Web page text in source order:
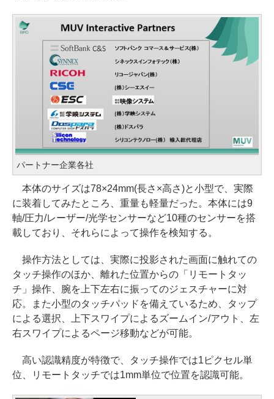
パートナー企業各社
本体のサイズは78×24mm(長さ×高さ)と小型で、実際
に装着してみたところ、重量も軽量だった。本体には9
軸/圧力/レーザー/光学センサーなど10種のセンサーを搭
載しており、それらによって操作を検知する。
操作方法としては、実際に投影された画面に触れての
タッチ操作のほか、離れた位置からの「リモートタッ
チ」操作、腕を上下左右に振ってのジェスチャーに対
応。また小型のタッチパッドを備えているため、タップ
による選択、上下スワイプによるズームイン/アウト、左
右スワイプによるページ移動などが可能。
高い認識精度が特徴で、タッチ操作では1ピクセル単
位、リモートタッチでは1mm単位で位置を認識可能。